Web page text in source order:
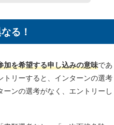
る！
加を希望する申し込みの意味であ
トリーすると、インターンの選考
ンの選考がなく、エントリーし